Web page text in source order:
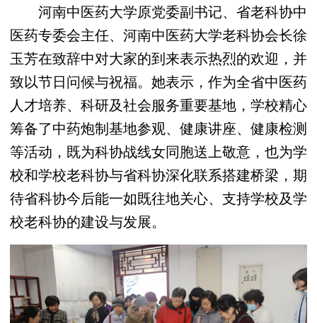
河南中医药大学原党委副书记、省老科协中
医药专委会主任、河南中医药大学老科协会长徐
玉芳在致辞中对大家的到来表示热烈的欢迎，并
致以节日问候与祝福。她表示，作为全省中医药
人才培养、科研及社会服务重要基地，学校精心
筹备了中药炮制基地参观、健康讲座、健康检测
等活动，既为科协战线女同胞送上敬意，也为学
校和学校老科协与省科协深化联系搭建桥梁，期
待省科协今后能一如既往地关心、支持学校及学
校老科协的建设与发展。